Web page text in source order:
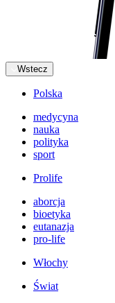
Wstecz
Polska
medycyna
nauka
polityka
sport
Prolife
aborcja
bioetyka
eutanazja
pro-life
Włochy
Świat